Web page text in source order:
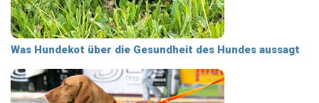
Was Hundekot über die Gesundheit des Hundes aussagt